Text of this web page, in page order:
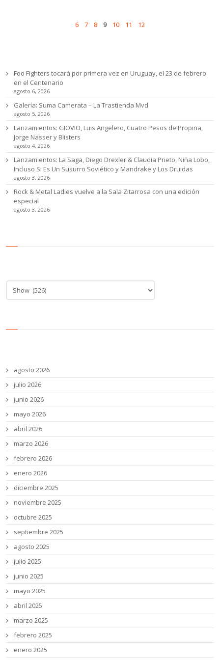
Prev
6 7 8 9 10 11 12
Foo Fighters tocará por primera vez en Uruguay, el 23 de febrero
en el Centenario
agosto 6, 2026
Galería: Suma Camerata – La Trastienda Mvd
agosto 5, 2026
Lanzamientos: GIOVIO, Luis Angelero, Cuatro Pesos de Propina,
Jorge Nasser y Blisters
agosto 4, 2026
Lanzamientos: La Saga, Diego Drexler & Claudia Prieto, Niña Lobo,
Incluso Si Es Un Susurro Soviético y Mandrake y Los Druidas
agosto 3, 2026
Rock & Metal Ladies vuelve a la Sala Zitarrosa con una edición
especial
agosto 3, 2026
Categoría
de
noticias
agosto 2026
julio 2026
junio 2026
mayo 2026
abril 2026
marzo 2026
febrero 2026
enero 2026
diciembre 2025
noviembre 2025
octubre 2025
septiembre 2025
agosto 2025
julio 2025
junio 2025
mayo 2025
abril 2025
marzo 2025
febrero 2025
enero 2025